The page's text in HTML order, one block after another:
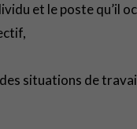
et le poste qu’il
situations de